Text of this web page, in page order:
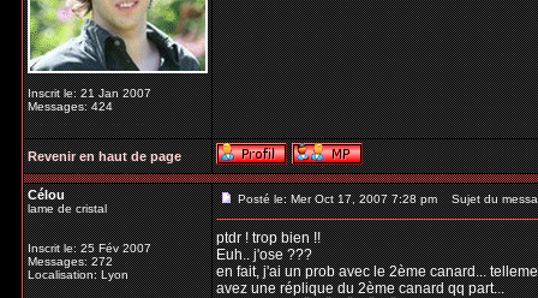
Inscrit le: 21 Jan 2007
Messages: 424
Revenir en haut de page
Célou
lame de cristal
Inscrit le: 25 Fév 2007
Messages: 272
Localisation: Lyon
Posté le: Mer Oct 17, 2007 7:28 pm Sujet du
ptdr ! trop bien !!
Euh.. j'ose ???
en fait, j'ai un prob avec le 2ème canard...
avez une réplique du 2ème canard qq part...